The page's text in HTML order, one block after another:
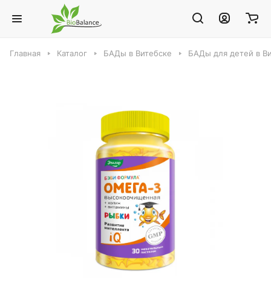
Главная Каталог БАДы в Витебске БАДы для детей в